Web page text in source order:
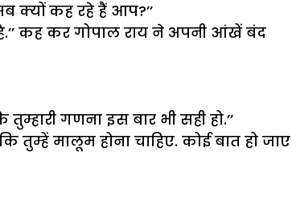
क्यों कह रहे हैं आप?’’
कह कर गोपाल राय ने अपनी आंखें बंद
गणना इस बार भी सही हो.’’
तुम्हें मालूम होना चाहिए. कोई बात हो जाए